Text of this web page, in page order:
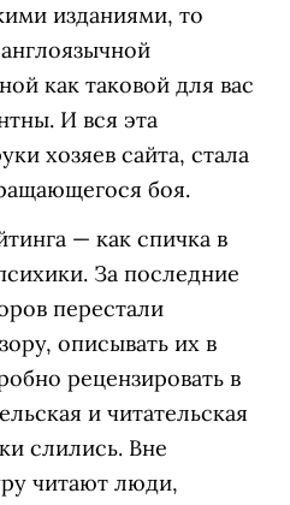
изданиями, то
как таковой для вас
И вся эта
хозяев сайта, стала
боя.
— как спичка в
За последние
перестали
описывать их в
рецензировать в
и читательская
слились. Вне
читают люди,